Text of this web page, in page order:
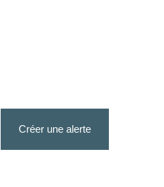
Créer une alerte